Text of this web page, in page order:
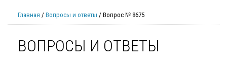
Главная / Вопросы и ответы / Вопрос № 8675
ВОПРОСЫ И ОТВЕТЫ